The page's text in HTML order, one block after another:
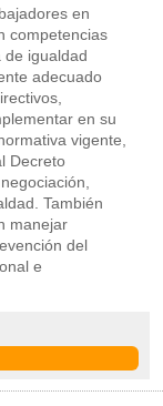
en
competencias
de igualdad
adecuado
en su
vigente,
Decreto
También
manejar
del
e